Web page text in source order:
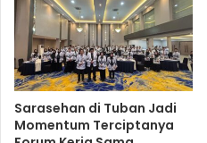
Sarasehan di Tuban Jadi
Momentum Terciptanya